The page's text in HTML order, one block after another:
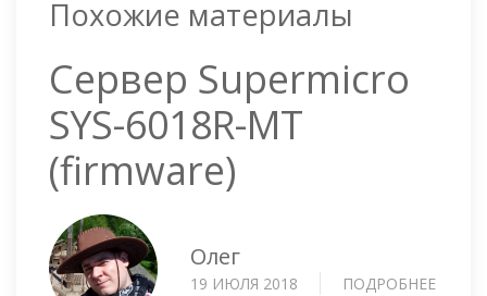
Похожие материалы
Сервер Supermicro
SYS-6018R-MT
(firmware)
Олег
19 ИЮЛЯ 2018 ПОДРОБНЕЕ